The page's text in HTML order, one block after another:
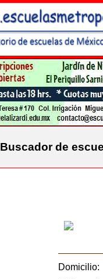
Buscador de
Domicilio: